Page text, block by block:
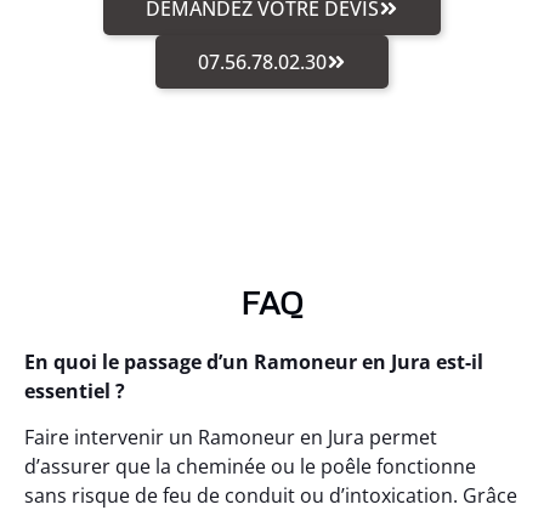
DEMANDEZ VOTRE DEVIS
07.56.78.02.30
FAQ
En quoi le passage d’un Ramoneur en Jura est-il
essentiel ?
Faire intervenir un Ramoneur en Jura permet
d’assurer que la cheminée ou le poêle fonctionne
sans risque de feu de conduit ou d’intoxication. Grâce